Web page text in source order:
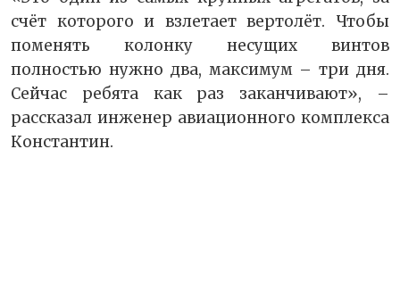
счёт которого и взлетает вертолёт. Чтобы
поменять колонку несущих винтов
полностью нужно два, максимум – три дня.
Сейчас ребята как раз заканчивают», –
рассказал инженер авиационного комплекса
Константин.